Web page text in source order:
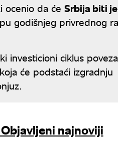
ocenio da će Srbija biti
godišnjeg privrednog
investicioni ciklus
će podstaći izgradnju
najnoviji